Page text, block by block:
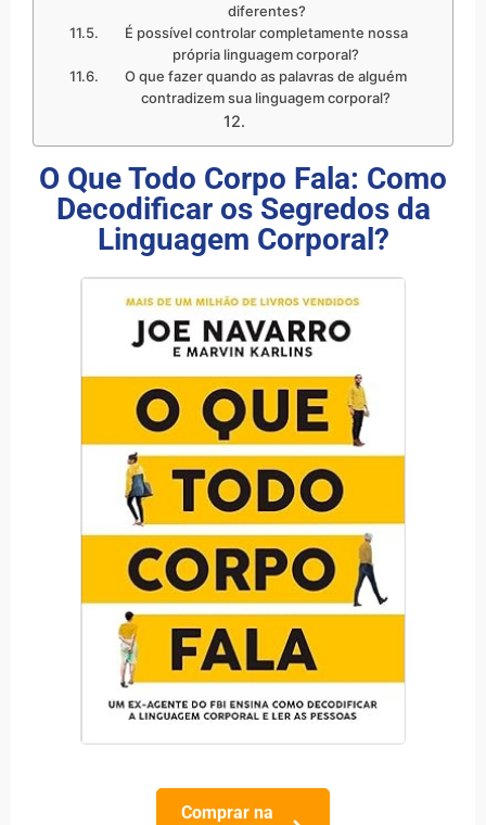
diferentes?
É possível controlar completamente nossa
própria linguagem corporal?
O que fazer quando as palavras de alguém
contradizem sua linguagem corporal?
O Que Todo Corpo Fala: Como
Decodificar os Segredos da
Linguagem Corporal?
Comprar na